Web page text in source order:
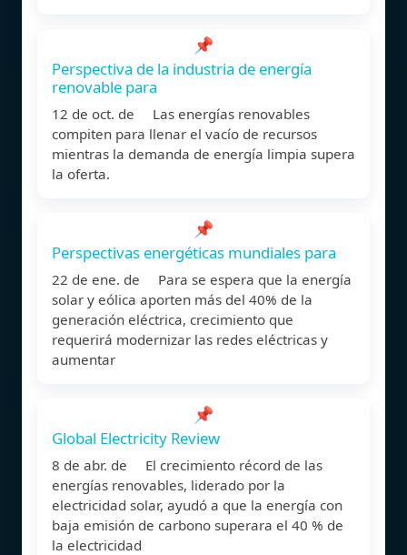
📌
Perspectiva de la industria de energía
renovable para
12 de oct. de Las energías renovables
compiten para llenar el vacío de recursos
mientras la demanda de energía limpia supera
la oferta.
📌
Perspectivas energéticas mundiales para
22 de ene. de Para se espera que la energía
solar y eólica aporten más del 40% de la
generación eléctrica, crecimiento que
requerirá modernizar las redes eléctricas y
aumentar
📌
Global Electricity Review
8 de abr. de El crecimiento récord de las
energías renovables, liderado por la
electricidad solar, ayudó a que la energía con
baja emisión de carbono superara el 40 % de
la electricidad